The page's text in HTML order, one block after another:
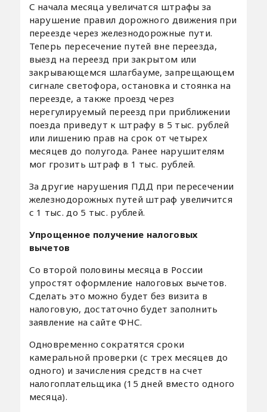
С начала месяца увеличатся штрафы за
нарушение правил дорожного движения при
переезде через железнодорожные пути.
Теперь пересечение путей вне переезда,
выезд на переезд при закрытом или
закрывающемся шлагбауме, запрещающем
сигнале светофора, остановка и стоянка на
переезде, а также проезд через
нерегулируемый переезд при приближении
поезда приведут к штрафу в 5 тыс. рублей
или лишению прав на срок от четырех
месяцев до полугода. Ранее нарушителям
мог грозить штраф в 1 тыс. рублей.
За другие нарушения ПДД при пересечении
железнодорожных путей штраф увеличится
с 1 тыс. до 5 тыс. рублей.
Упрощенное получение налоговых
вычетов
Со второй половины месяца в России
упростят оформление налоговых вычетов.
Сделать это можно будет без визита в
налоговую, достаточно будет заполнить
заявление на сайте ФНС.
Одновременно сократятся сроки
камеральной проверки (с трех месяцев до
одного) и зачисления средств на счет
налогоплательщика (15 дней вместо одного
месяца).